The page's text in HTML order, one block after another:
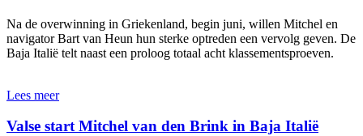
Na de overwinning in Griekenland, begin juni, willen Mitchel en
navigator Bart van Heun hun sterke optreden een vervolg geven. De
Baja Italië telt naast een proloog totaal acht klassementsproeven.
Lees meer
Valse start Mitchel van den Brink in Baja Italië